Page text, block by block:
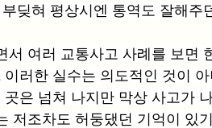
딪혀 평상시엔 통역도 잘해주
서 여러 교통사고 사례를 보면
이러한 실수는 의도적인 것이
은 넘쳐 나지만 막상 사고가
저조차도 허둥댔던 기억이 있